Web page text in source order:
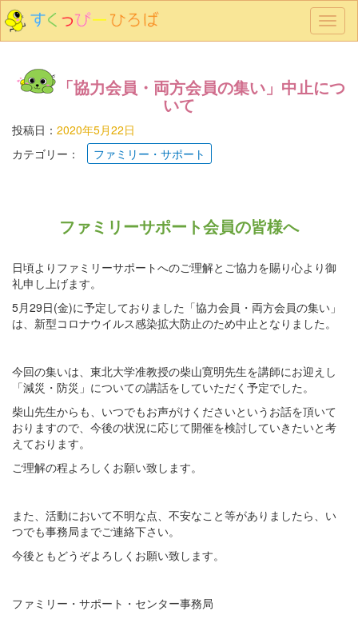
メ
ニ
「協力会員・両方会員の集い」中止につ
いて
投稿日： 2020年5月22日
カテゴリー：
ファミリー・サポート
ファミリーサポート会員の皆様へ
日頃よりファミリーサポートへのご理解とご協力を賜り心より御
礼申し上げます。
5月29日(金)に予定しておりました「協力会員・両方会員の集い」
は、新型コロナウイルス感染拡大防止のため中止となりました。
今回の集いは、東北大学准教授の柴山寛明先生を講師にお迎えし
「減災・防災」についての講話をしていただく予定でした。
柴山先生からも、いつでもお声がけくださいというお話を頂いて
おりますので、今後の状況に応じて開催を検討していきたいと考
えております。
ご理解の程よろしくお願い致します。
また、活動において不明な点、不安なこと等がありましたら、い
つでも事務局までご連絡下さい。
今後ともどうぞよろしくお願い致します。
ファミリー・サポート・センター事務局